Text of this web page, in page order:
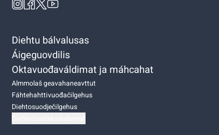
Diehtu bálvalusas
Áigeguovdilis
Oktavuođaváldimat ja máhcahat
Almmolaš geavahaneavttut
Fáhtehahttivuođačilgehus
Diehtosuodječilgehus